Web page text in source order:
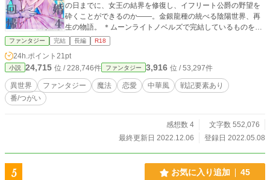
の日までに、女王の結界を修復し、イフリート公爵の野望を
砕くことができるのか――。金銀龍種の統べる陰陽世界、再
生の物語。 ＊ムーンライトノベルズで完結しているものを修
正して掲載します。 ＊「陰陽の聖婚 Ⅰ：聖なる婚姻」「陰
陽の聖婚 Ⅱ：銀龍のめざめ」「陰陽の聖婚 Ⅲ：崩壊と再
生」に続く第四部です。 ＊エブリスタに全年齢版を連載して
います。
ファンタジー 完結 長編 R18
24h.ポイント 21pt
小説 24,715 位 / 228,746件 ファンタジー 3,916 位 / 53,297件
異世界 ファンタジー 魔法 恋愛 中華風
戦記要素あり
番/つがい
感想数 4
文字数 552,076
最終更新日 2022.12.06
登録日 2022.05.08
5 お気に入り追加 45